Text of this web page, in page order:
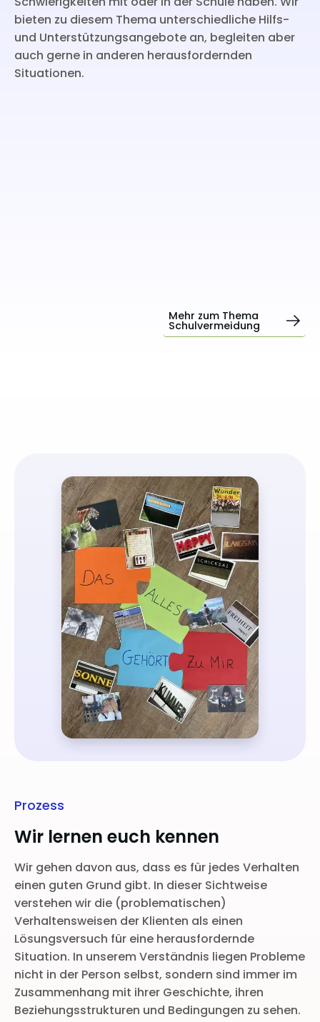
bieten zu diesem Thema unterschiedliche Hilfs-
und Unterstützungsangebote an, begleiten aber
auch gerne in anderen herausfordernden
Situationen.
Mehr zum Thema
Schulvermeidung
Prozess
Wir lernen euch kennen
Wir gehen davon aus, dass es für jedes Verhalten
einen guten Grund gibt. In dieser Sichtweise
verstehen wir die (problematischen)
Verhaltensweisen der Klienten als einen
Lösungsversuch für eine herausfordernde
Situation. In unserem Verständnis liegen Probleme
nicht in der Person selbst, sondern sind immer im
Zusammenhang mit ihrer Geschichte, ihren
Beziehungsstrukturen und Bedingungen zu sehen.